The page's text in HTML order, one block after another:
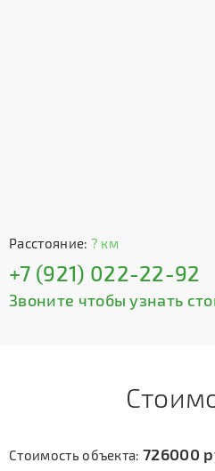
Расстояние: ? км
+7 (921) 022-22-92
Звоните чтобы узнать
Стоимость объекта:726000